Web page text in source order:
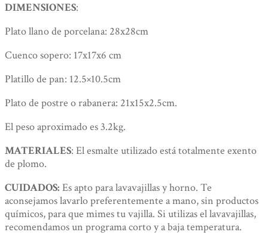
DIMENSIONES:
Plato llano de porcelana: 28x28cm
Cuenco sopero: 17x17x6 cm
Platillo de pan: 12.5×10.5cm
Plato de postre o rabanera: 21x15x2.5cm.
El peso aproximado es 3.2kg.
MATERIALES: El esmalte utilizado está totalmente exento
de plomo.
CUIDADOS: Es apto para lavavajillas y horno. Te
aconsejamos lavarlo preferentemente a mano, sin productos
químicos, para que mimes tu vajilla. Si utilizas el lavavajillas,
recomendamos un programa corto y a baja temperatura.